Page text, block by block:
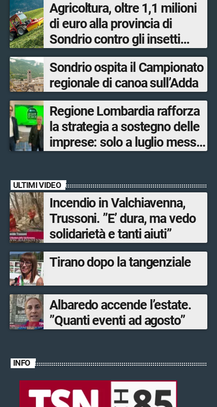
Agricoltura, oltre 1,1 milioni
di euro alla provincia di
Sondrio contro gli insetti
nocivi
Sondrio ospita il Campionato
regionale di canoa sull’Adda
Regione Lombardia rafforza
la strategia a sostegno delle
imprese: solo a luglio messe
ULTIMI VIDEO
Incendio in Valchiavenna,
Trussoni. ”E’ dura, ma vedo
solidarietà e tanti aiuti”
Tirano dopo la tangenziale
Albaredo accende l’estate.
”Quanti eventi ad agosto”
INFO